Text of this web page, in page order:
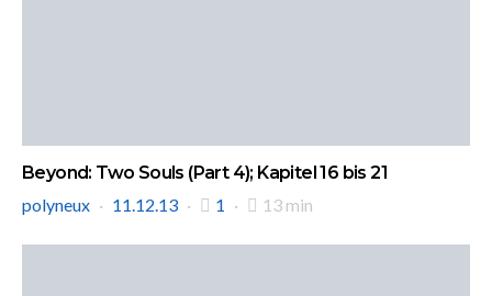
Beyond: Two Souls (Part 4); Kapitel 16 bis 21
polyneux
11.12.13 1 13 min